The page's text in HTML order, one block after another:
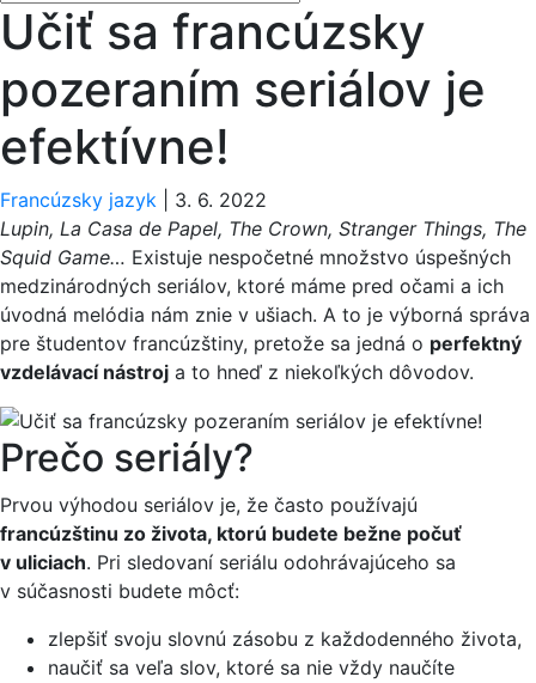
Učiť sa francúzsky
pozeraním seriálov je
efektívne!
Francúzsky jazyk
3. 6. 2022
Lupin, La Casa de Papel, The Crown, Stranger Things, The
Squid Game… Existuje nespočetné množstvo úspešných
medzinárodných seriálov, ktoré máme pred očami a ich
úvodná melódia nám znie v ušiach. A to je výborná správa
pre študentov francúzštiny, pretože sa jedná o perfektný
vzdelávací nástroj a to hneď z niekoľkých dôvodov.
Prečo seriály?
Prvou výhodou seriálov je, že často používajú
francúzštinu zo života, ktorú budete bežne počuť
v uliciach. Pri sledovaní seriálu odohrávajúceho sa
v súčasnosti budete môcť:
zlepšiť svoju slovnú zásobu z každodenného života,
naučiť sa veľa slov, ktoré sa nie vždy naučíte